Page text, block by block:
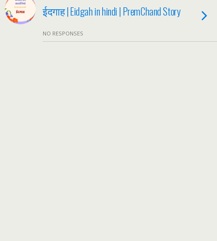
ईदगाह | Eidgah in hindi | PremChand Story
NO RESPONSES